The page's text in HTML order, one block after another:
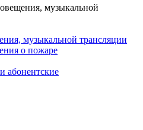
музыкальной
музыкальной трансляции
о пожаре
абонентские